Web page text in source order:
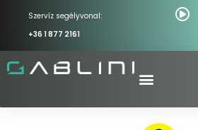
Szervíz segélyvonal:
+36 1 877 2161